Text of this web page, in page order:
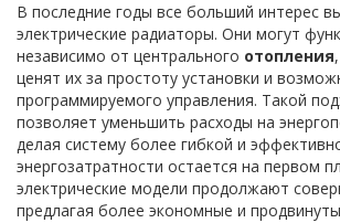
В последние годы все больший интерес
электрические радиаторы. Они могут
независимо от центрального отопления
ценят их за простоту установки и
программируемого управления. Такой
позволяет уменьшить расходы на
делая систему более гибкой и
энергозатратности остается на первом
электрические модели продолжают
предлагая более экономные и